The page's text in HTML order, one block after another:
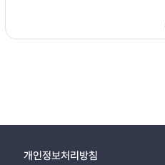
개인정보처리방침